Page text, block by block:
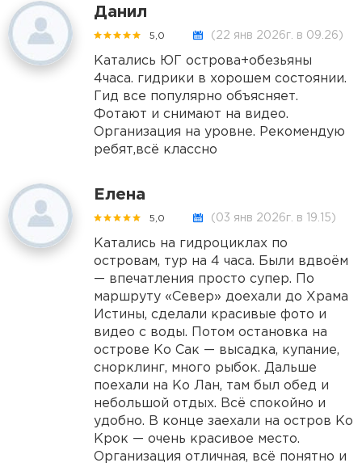
Данил
5,0 (22 янв 2026г. в 09.26)
Катались ЮГ острова+обезьяны
4часа. гидрики в хорошем состоянии.
Гид все популярно объясняет.
Фотают и снимают на видео.
Организация на уровне. Рекомендую
ребят,всё классно
Елена
5,0 (03 янв 2026г. в 19.15)
Катались на гидроциклах по
островам, тур на 4 часа. Были вдвоём
— впечатления просто супер. По
маршруту «Север» доехали до Храма
Истины, сделали красивые фото и
видео с воды. Потом остановка на
острове Ко Сак — высадка, купание,
снорклинг, много рыбок. Дальше
поехали на Ко Лан, там был обед и
небольшой отдых. Всё спокойно и
удобно. В конце заехали на остров Ко
Крок — очень красивое место.
Организация отличная, всё понятно и